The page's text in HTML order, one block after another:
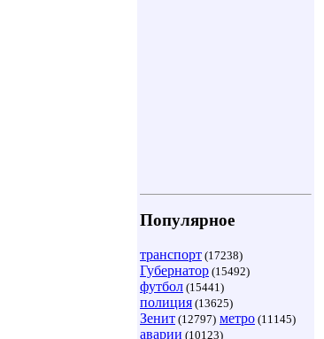
Популярное
транспорт (17238)
Губернатор (15492)
футбол (15441)
полиция (13625)
Зенит (12797) метро (11145)
аварии (10123)